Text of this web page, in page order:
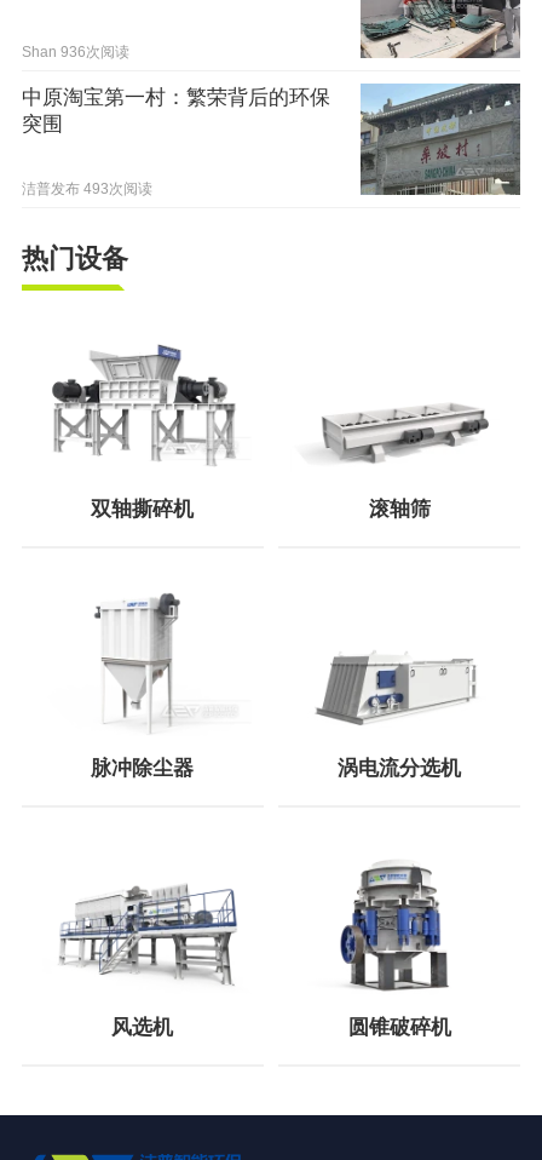
Shan 936次阅读
中原淘宝第一村：繁荣背后的环保
突围
洁普发布 493次阅读
热门设备
双轴撕碎机 滚轴筛
脉冲除尘器 涡电流分选机
风选机 圆锥破碎机